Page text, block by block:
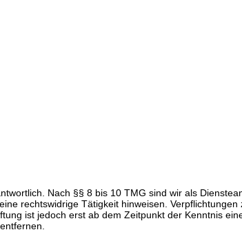
Nach §§ 8 bis 10 TMG sind wir als
rechtswidrige Tätigkeit hinweisen. Verpflichtungen
ist jedoch erst ab dem Zeitpunkt der Kenntnis